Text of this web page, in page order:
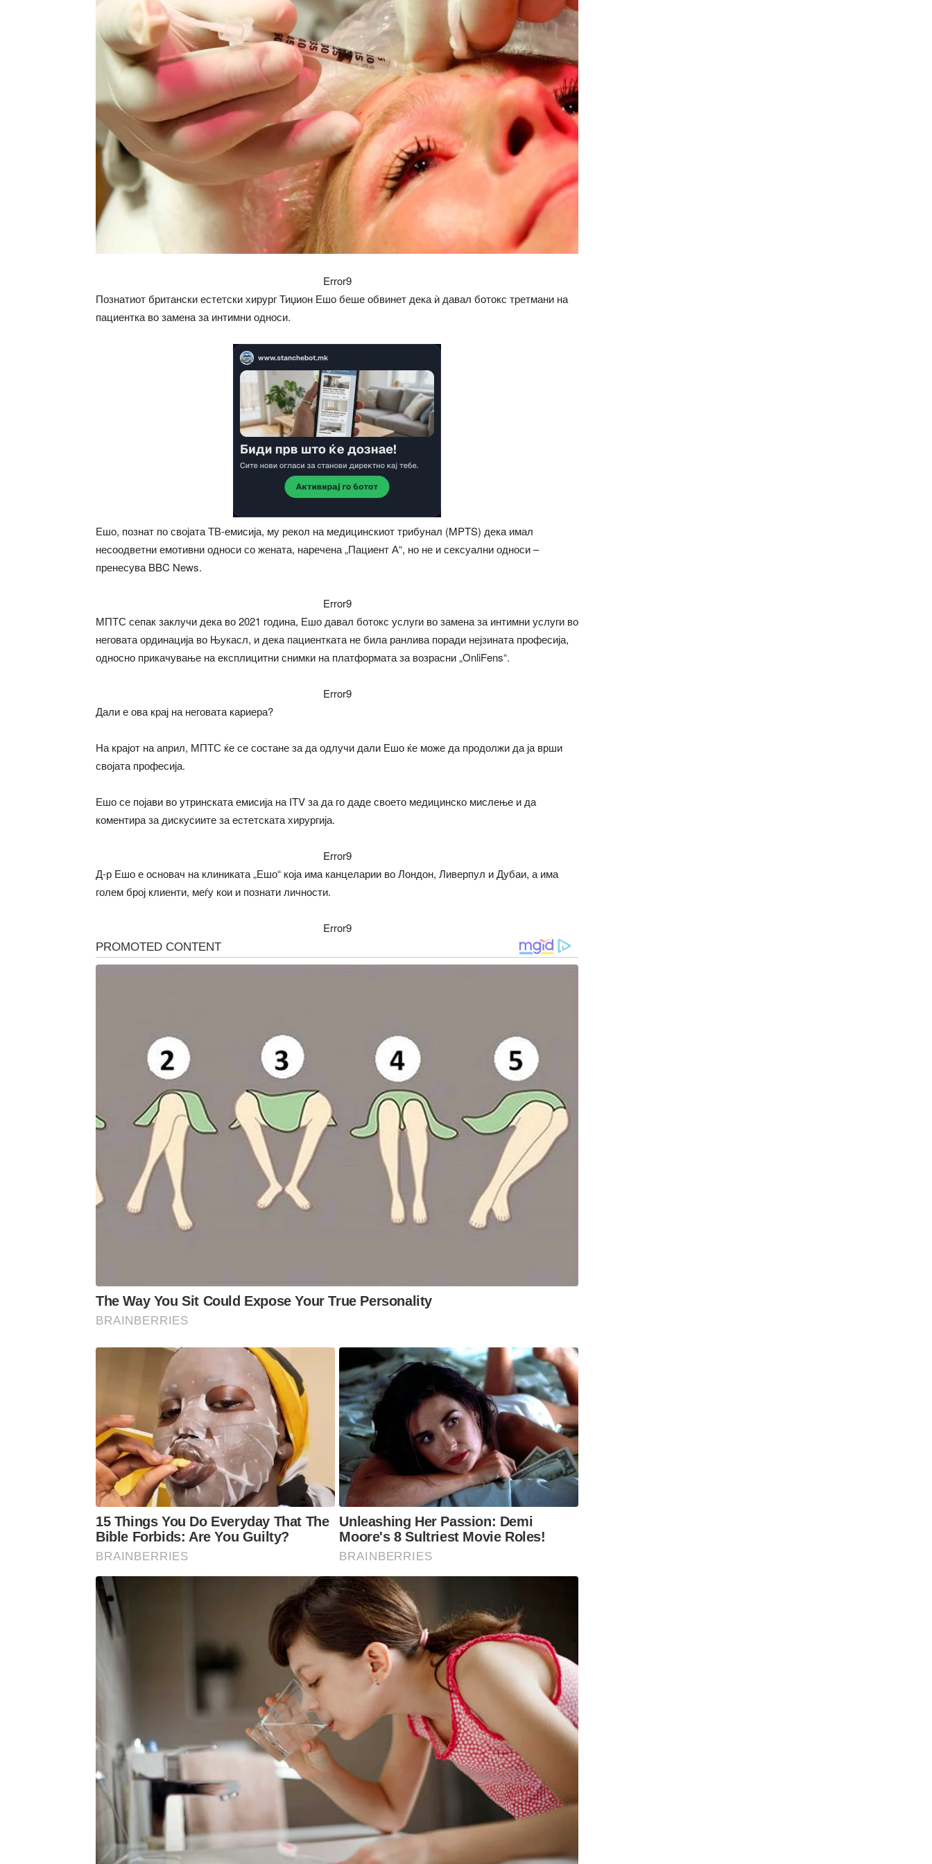
Error9
Познатиот британски естетски хирург Тиџион Ешо беше обвинет дека ѝ давал ботокс третмани на
пациентка во замена за интимни односи.
Ешо, познат по својата ТВ-емисија, му рекол на медицинскиот трибунал (MPTS) дека имал
несоодветни емотивни односи со жената, наречена „Пациент А“, но не и сексуални односи –
пренесува BBC News.
Error9
МПТС сепак заклучи дека во 2021 година, Ешо давал ботокс услуги во замена за интимни услуги во
неговата ординација во Њукасл, и дека пациентката не била ранлива поради нејзината професија,
односно прикачување на експлицитни снимки на платформата за возрасни „OnliFens“.
Error9
Дали е ова крај на неговата кариера?
На крајот на април, МПТС ќе се состане за да одлучи дали Ешо ќе може да продолжи да ја врши
својата професија.
Ешо се појави во утринската емисија на ITV за да го даде своето медицинско мислење и да
коментира за дискусиите за естетската хирургија.
Error9
Д-р Ешо е основач на клиниката „Ешо“ која има канцеларии во Лондон, Ливерпул и Дубаи, а има
голем број клиенти, меѓу кои и познати личности.
Error9